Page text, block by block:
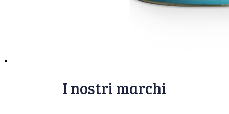
I nostri marchi